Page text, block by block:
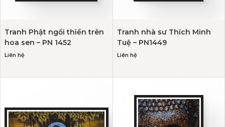
Tranh Phật ngồi thiền trên
hoa sen – PN 1452
Liên hệ
Tranh nhà sư Thích Minh
Tuệ – PN1449
Liên hệ